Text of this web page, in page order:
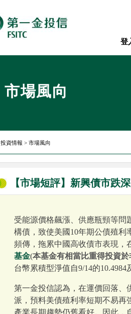
登
市場風向
投資情報 > 市場風向
【市場短評】新興債市跌
受能源價格飆漲、供應瓶頸等問
構債，致使美國10年期公債殖利
頻傳，拖累中國高收債市表現，
基金(本基金有相當比重得投資
台幣累積型淨值自9/14的10.4984
第一金投信認為，在運價回落、
派，預料美債殖利率短期不易再
產業長期趨勢仍舊看好。因此，